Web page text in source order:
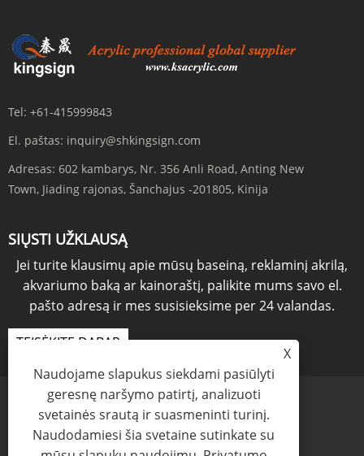
Tel: +61-415999843
El. paštas: inquiry@shkingsign.com
Adresas: 602 kambarys, Nr. 356 Anli Road, Anting New
Town, Jiading rajonas, Šanchajus -201805, Kinija
SIŲSTI UŽKLAUSĄ
Jei turite klausimų apie mūsų baseiną, reklaminį akrilą,
akvariumo baką ar kainoraštį, palikite mums savo el.
pašto adresą ir mes susisieksime per 24 valandas.
TEISĖKITE DABAR
Links Sitemap RSS Privatumo politika
X
Naudojame slapukus siekdami pasiūlyti
geresnę naršymo patirtį, analizuoti
svetainės srautą ir suasmeninti turinį.
Naudodamiesi šia svetaine sutinkate su